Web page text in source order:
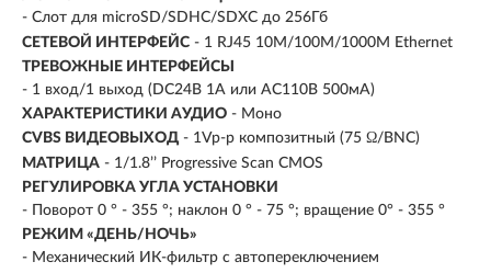
- Слот для microSD/SDHC/SDXC до 256Гб
СЕТЕВОЙ ИНТЕРФЕЙС - 1 RJ45 10M/100M/1000M Ethernet
ТРЕВОЖНЫЕ ИНТЕРФЕЙСЫ
- 1 вход/1 выход (DC24В 1A или AC110В 500мA)
ХАРАКТЕРИСТИКИ АУДИО - Моно
CVBS ВИДЕОВЫХОД - 1Vp-p композитный (75 Ω/BNC)
МАТРИЦА - 1/1.8’’ Progressive Scan CMOS
РЕГУЛИРОВКА УГЛА УСТАНОВКИ
- Поворот 0 ° - 355 °; наклон 0 ° - 75 °; вращение 0° - 355 °
РЕЖИМ «ДЕНЬ/НОЧЬ»
- Механический ИК-фильтр с автопереключением